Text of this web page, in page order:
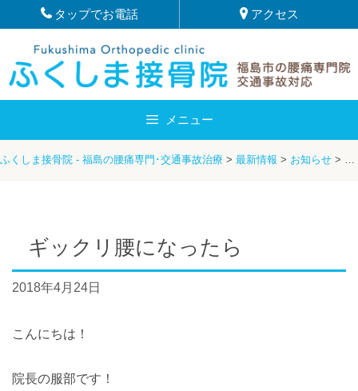
to
content
タップでお電話 アクセス
メニュー
ふくしま接骨院 - 福島の腰痛専門･交通事故治療 > 最新情報 > お知らせ > 服
ギックリ腰になったら
2018年4月24日
こんにちは！
院長の服部です！